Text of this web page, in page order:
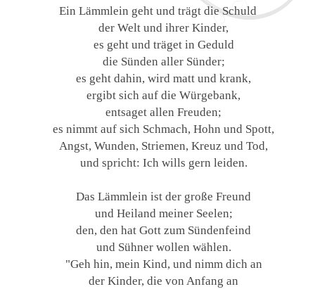
Ein Lämmlein geht und trägt die Schuld
der Welt und ihrer Kinder,
es geht und träget in Geduld
die Sünden aller Sünder;
es geht dahin, wird matt und krank,
ergibt sich auf die Würgebank,
entsaget allen Freuden;
es nimmt auf sich Schmach, Hohn und Spott,
Angst, Wunden, Striemen, Kreuz und Tod,
und spricht: Ich wills gern leiden.
Das Lämmlein ist der große Freund
und Heiland meiner Seelen;
den, den hat Gott zum Sündenfeind
und Sühner wollen wählen.
"Geh hin, mein Kind, und nimm dich an
der Kinder, die von Anfang an